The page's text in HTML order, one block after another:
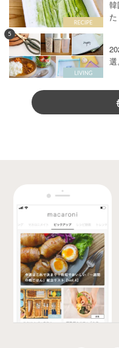
た
5